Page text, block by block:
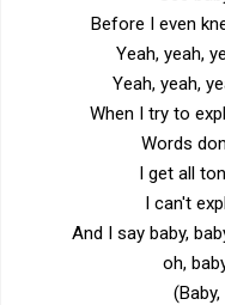
Before I even
Yeah, yeah,
Yeah, yeah,
When I try to
Words
I get all
I can't
And I say baby,
oh,